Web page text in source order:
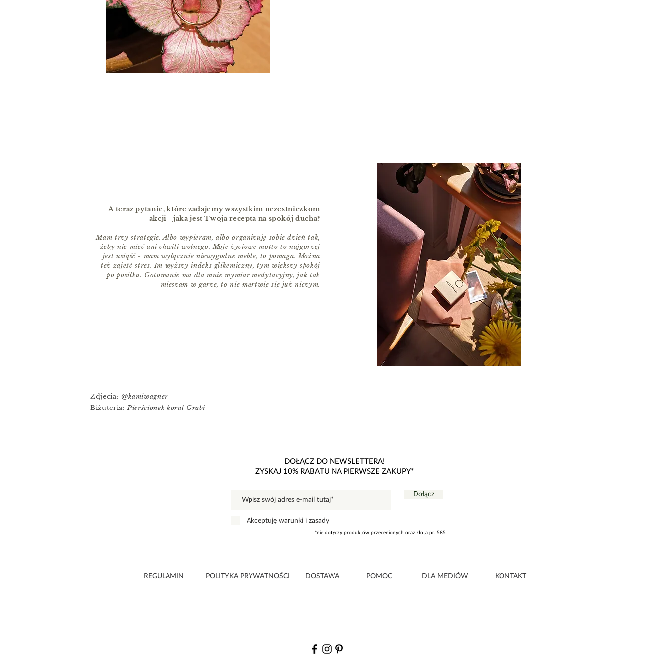
A teraz pytanie, które zadajemy wszystkim uczestniczkom
akcji - jaka jest Twoja recepta na spokój ducha?
Mam trzy strategie. Albo wypieram, albo organizuję sobie dzień tak,
żeby nie mieć ani chwili wolnego. Moje życiowe motto to najgorzej
jest usiąść - mam wyłącznie niewygodne meble, to pomaga. Można
też zajeść stres. Im wyższy indeks glikemiczny, tym większy spokój
po posiłku. Gotowanie ma dla mnie wymiar medytacyjny, jak tak
mieszam w garze, to nie martwię się już niczym.
Zdjęcia: @kamiwagner
Biżuteria:Pierścionek koral Grabi
DOŁĄCZ DO NEWSLETTERA!
ZYSKAJ 10% RABATU NA PIERWSZE ZAKUPY*
Dołącz
Akceptuję warunki i zasady
*nie dotyczy produktów przecenionych oraz złota pr. 585
REGULAMIN POLITYKA PRYWATNOŚCI DOSTAWA POMOC DLA MEDIÓW KONTAKT